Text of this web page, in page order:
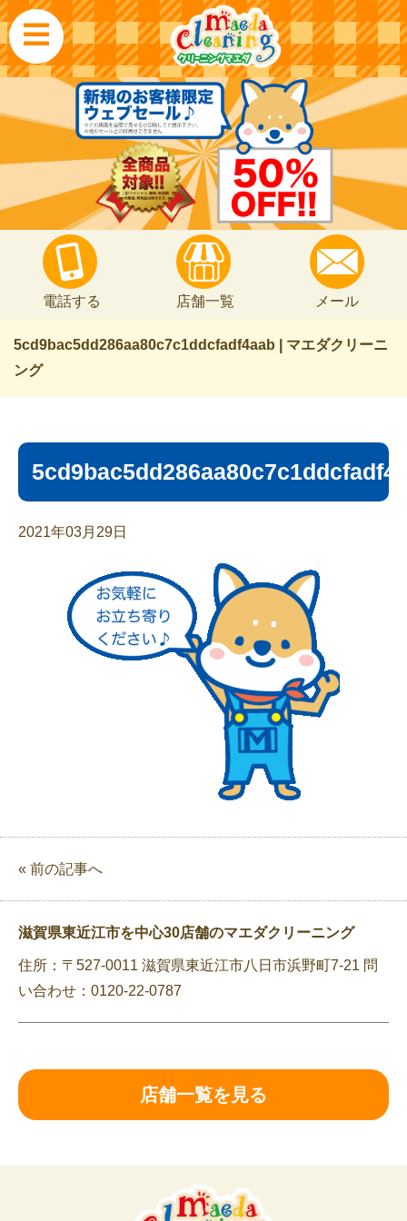
電話する 店舗一覧 メール
5cd9bac5dd286aa80c7c1ddcfadf4aab | マエダクリーニ
ング
2021年03月29日
« 前の記事へ
滋賀県東近江市を中心30店舗のマエダクリーニング
住所：〒527-0011 滋賀県東近江市八日市浜野町7-21 問
い合わせ：0120-22-0787
店舗一覧を見る